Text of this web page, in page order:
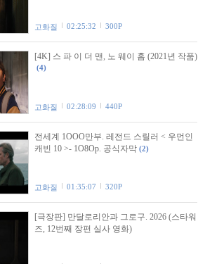
고화질 02:25:32 300P
[4K] 스 파 이 더 맨, 노 웨이 홈 (2021년 작품)
(4)
고화질 02:28:09 440P
전세계 1OOO만부. 레전드 스릴러 < 우먼인
캐빈 10 >- 1O8Op. 공식자막 (2)
고화질 01:35:07 320P
[극장판] 만달로리안과 그로구. 2026 (스타워
즈, 12번째 장편 실사 영화)